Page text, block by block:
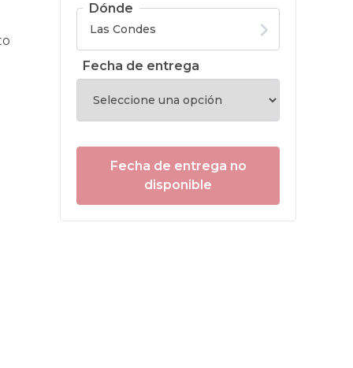
Dónde
Fecha de entrega
Fecha de entrega no
disponible